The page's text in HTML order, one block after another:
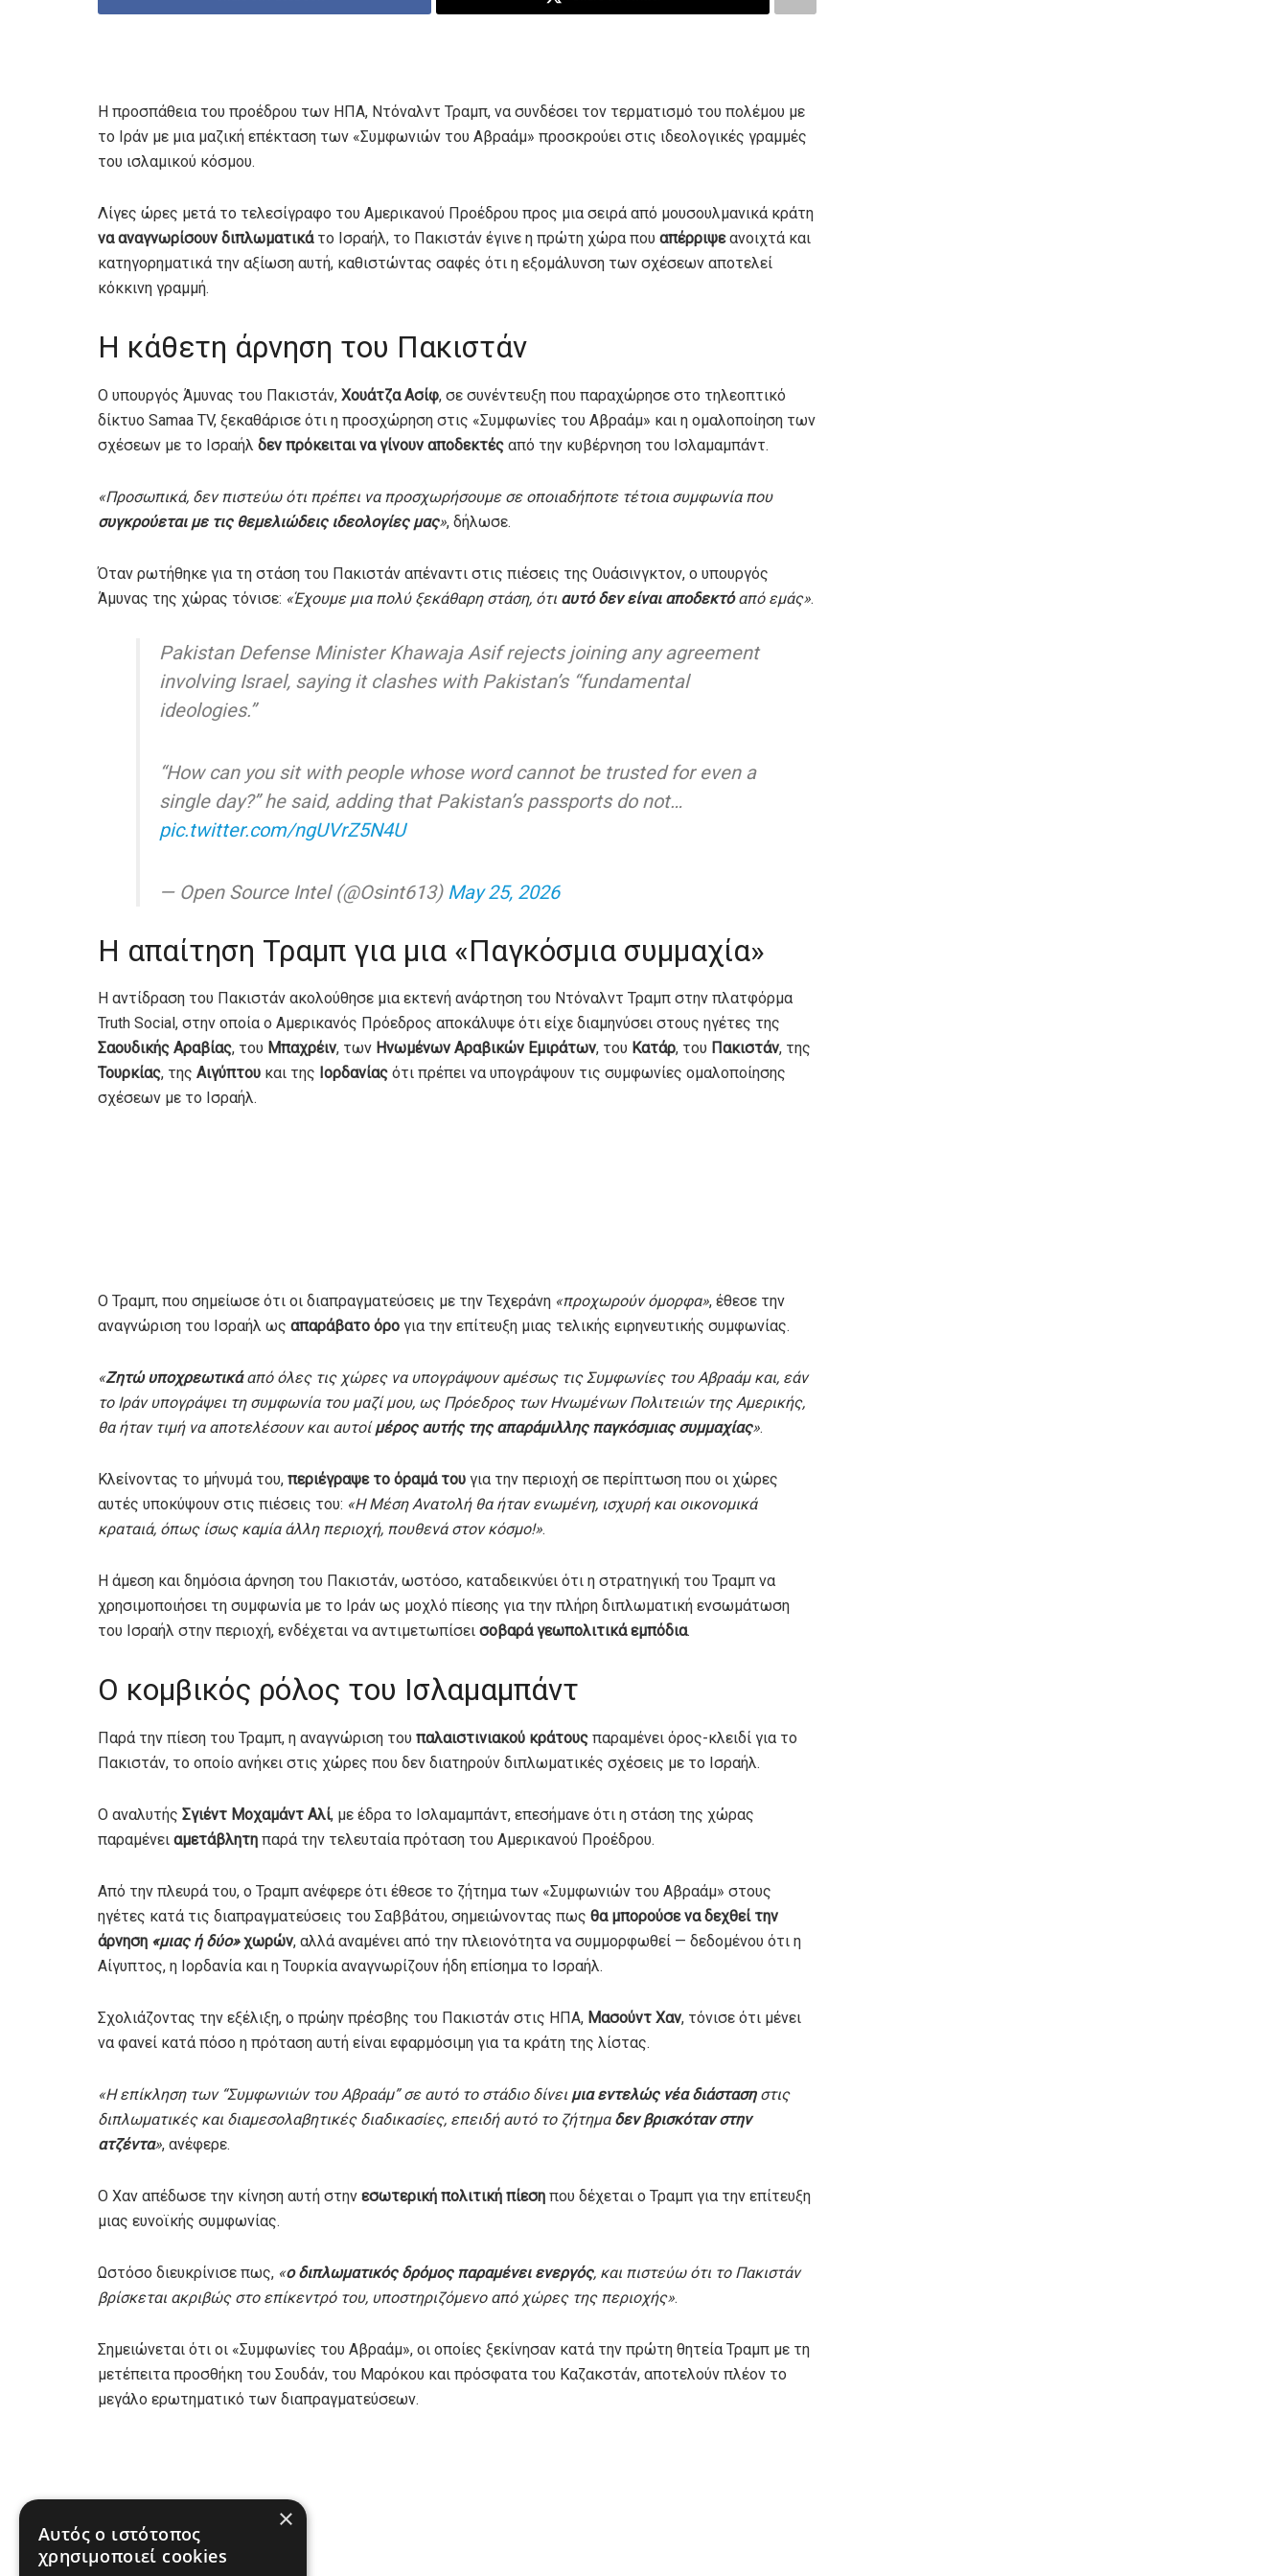
Η προσπάθεια του προέδρου των ΗΠΑ, Ντόναλντ Τραμπ, να συνδέσει τον τερματισμό του πολέμου με
το Ιράν με μια μαζική επέκταση των «Συμφωνιών του Αβραάμ» προσκρούει στις ιδεολογικές γραμμές
του ισλαμικού κόσμου.
Λίγες ώρες μετά το τελεσίγραφο του Αμερικανού Προέδρου προς μια σειρά από μουσουλμανικά κράτη
να αναγνωρίσουν διπλωματικάτο Ισραήλ, το Πακιστάν έγινε η πρώτη χώρα που απέρριψεανοιχτά και
κατηγορηματικά την αξίωση αυτή, καθιστώντας σαφές ότι η εξομάλυνση των σχέσεων αποτελεί
κόκκινη γραμμή.
Η κάθετη άρνηση του Πακιστάν
Ο υπουργός Άμυνας του Πακιστάν, Χουάτζα Ασίφ, σε συνέντευξη που παραχώρησε στο τηλεοπτικό
δίκτυο Samaa TV, ξεκαθάρισε ότι η προσχώρηση στις «Συμφωνίες του Αβραάμ» και η ομαλοποίηση των
σχέσεων με το Ισραήλ δεν πρόκειται να γίνουν αποδεκτές από την κυβέρνηση του Ισλαμαμπάντ.
«Προσωπικά, δεν πιστεύω ότι πρέπει να προσχωρήσουμε σε οποιαδήποτε τέτοια συμφωνία που
συγκρούεται με τις θεμελιώδεις ιδεολογίες μας», δήλωσε.
Όταν ρωτήθηκε για τη στάση του Πακιστάν απέναντι στις πιέσεις της Ουάσινγκτον, ο υπουργός
Άμυνας της χώρας τόνισε: «Έχουμε μια πολύ ξεκάθαρη στάση, ότι αυτό δεν είναι αποδεκτόαπό εμάς».
Pakistan Defense Minister Khawaja Asif rejects joining any agreement
involving Israel, saying it clashes with Pakistan’s “fundamental
ideologies.”
“How can you sit with people whose word cannot be trusted for even a
single day?” he said, adding that Pakistan’s passports do not…
pic.twitter.com/ngUVrZ5N4U
— Open Source Intel (@Osint613) May 25, 2026
Η απαίτηση Τραμπ για μια «Παγκόσμια συμμαχία»
Η αντίδραση του Πακιστάν ακολούθησε μια εκτενή ανάρτηση του Ντόναλντ Τραμπ στην πλατφόρμα
Truth Social, στην οποία ο Αμερικανός Πρόεδρος αποκάλυψε ότι είχε διαμηνύσει στους ηγέτες της
Σαουδικής Αραβίας, του Μπαχρέιν, των Ηνωμένων Αραβικών Εμιράτων, του Κατάρ, του Πακιστάν, της
Τουρκίας, της Αιγύπτου και της Ιορδανίας ότι πρέπει να υπογράψουν τις συμφωνίες ομαλοποίησης
σχέσεων με το Ισραήλ.
Ο Τραμπ, που σημείωσε ότι οι διαπραγματεύσεις με την Τεχεράνη «προχωρούν όμορφα», έθεσε την
αναγνώριση του Ισραήλ ως απαράβατο όρο για την επίτευξη μιας τελικής ειρηνευτικής συμφωνίας.
«Ζητώ υποχρεωτικάαπό όλες τις χώρες να υπογράψουν αμέσως τις Συμφωνίες του Αβραάμ και, εάν
το Ιράν υπογράψει τη συμφωνία του μαζί μου, ως Πρόεδρος των Ηνωμένων Πολιτειών της Αμερικής,
θα ήταν τιμή να αποτελέσουν και αυτοίμέρος αυτής της απαράμιλλης παγκόσμιας συμμαχίας».
Κλείνοντας το μήνυμά του, περιέγραψε το όραμά του για την περιοχή σε περίπτωση που οι χώρες
αυτές υποκύψουν στις πιέσεις του: «Η Μέση Ανατολή θα ήταν ενωμένη, ισχυρή και οικονομικά
κραταιά, όπως ίσως καμία άλλη περιοχή, πουθενά στον κόσμο!».
Η άμεση και δημόσια άρνηση του Πακιστάν, ωστόσο, καταδεικνύει ότι η στρατηγική του Τραμπ να
χρησιμοποιήσει τη συμφωνία με το Ιράν ως μοχλό πίεσης για την πλήρη διπλωματική ενσωμάτωση
του Ισραήλ στην περιοχή, ενδέχεται να αντιμετωπίσει σοβαρά γεωπολιτικά εμπόδια.
Ο κομβικός ρόλος του Ισλαμαμπάντ
Παρά την πίεση του Τραμπ, η αναγνώριση του παλαιστινιακού κράτους παραμένει όρος-κλειδί για το
Πακιστάν, το οποίο ανήκει στις χώρες που δεν διατηρούν διπλωματικές σχέσεις με το Ισραήλ.
Ο αναλυτής Σγιέντ Μοχαμάντ Αλί, με έδρα το Ισλαμαμπάντ, επεσήμανε ότι η στάση της χώρας
παραμένει αμετάβλητη παρά την τελευταία πρόταση του Αμερικανού Προέδρου.
Από την πλευρά του, ο Τραμπ ανέφερε ότι έθεσε το ζήτημα των «Συμφωνιών του Αβραάμ» στους
ηγέτες κατά τις διαπραγματεύσεις του Σαββάτου, σημειώνοντας πως θα μπορούσε να δεχθεί την
άρνηση «μιας ή δύο»χωρών, αλλά αναμένει από την πλειονότητα να συμμορφωθεί — δεδομένου ότι η
Αίγυπτος, η Ιορδανία και η Τουρκία αναγνωρίζουν ήδη επίσημα το Ισραήλ.
Σχολιάζοντας την εξέλιξη, ο πρώην πρέσβης του Πακιστάν στις ΗΠΑ, Μασούντ Χαν, τόνισε ότι μένει
να φανεί κατά πόσο η πρόταση αυτή είναι εφαρμόσιμη για τα κράτη της λίστας.
«Η επίκληση των “Συμφωνιών του Αβραάμ” σε αυτό το στάδιο δίνει μια εντελώς νέα διάστασηστις
διπλωματικές και διαμεσολαβητικές διαδικασίες, επειδή αυτό το ζήτημα δεν βρισκόταν στην
ατζέντα», ανέφερε.
Ο Χαν απέδωσε την κίνηση αυτή στην εσωτερική πολιτική πίεση που δέχεται ο Τραμπ για την επίτευξη
μιας ευνοϊκής συμφωνίας.
Ωστόσο διευκρίνισε πως, «ο διπλωματικός δρόμος παραμένει ενεργός, και πιστεύω ότι το Πακιστάν
βρίσκεται ακριβώς στο επίκεντρό του, υποστηριζόμενο από χώρες της περιοχής».
Σημειώνεται ότι οι «Συμφωνίες του Αβραάμ», οι οποίες ξεκίνησαν κατά την πρώτη θητεία Τραμπ με τη
μετέπειτα προσθήκη του Σουδάν, του Μαρόκου και πρόσφατα του Καζακστάν, αποτελούν πλέον το
μεγάλο ερωτηματικό των διαπραγματεύσεων.
Πηγή
×
Αυτός ο ιστότοπος
χρησιμοποιεί cookies